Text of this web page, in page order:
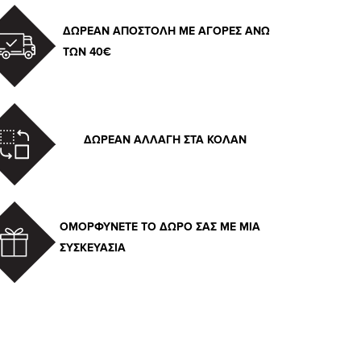
ΔΩΡΕΑΝ ΑΠΟΣΤΟΛΗ ΜΕ ΑΓΟΡΕΣ ΑΝΩ
ΤΩΝ 40€
ΔΩΡΕΑΝ ΑΛΛΑΓΗ ΣΤΑ ΚΟΛΑΝ
ΟΜΟΡΦΥΝΕΤΕ ΤΟ ΔΩΡΟ ΣΑΣ ΜΕ ΜΙΑ
ΣΥΣΚΕΥΑΣΙΑ